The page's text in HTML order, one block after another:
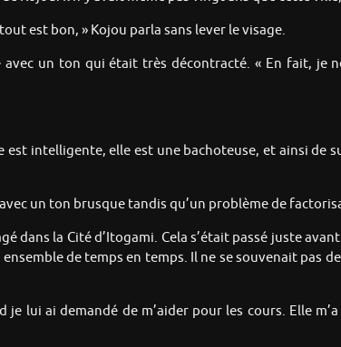
est bon, » Kojou parla sans lever le visage.
un ton qui était très décontracté. « En fait, je
intelligente, elle est une bachoteuse, et ainsi de
un ton brusque tandis qu’un problème de
dans la Cité d’Itogami. Cela s’était passé juste
de temps en temps. Il ne se souvenait pas
lui ai demandé de m’aider pour les cours. Elle